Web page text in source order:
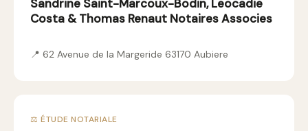
Sandrine Saint-Marcoux-Bodin, Leocadie
Costa & Thomas Renaut Notaires Associes
📍 62 Avenue de la Margeride 63170 Aubiere
⚖️ ÉTUDE NOTARIALE